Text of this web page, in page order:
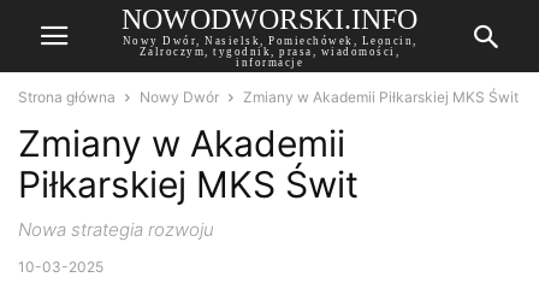
NOWODWORSKI.INFO
Nowy Dwór, Nasielsk, Pomiechówek, Leoncin,
Zalroczym, tygodnik, prasa, wiadomości,
informacje
Strona główna Nowy Dwór Zmiany w Akademii Piłkarskiej MKS Świt
Zmiany w Akademii
Piłkarskiej MKS Świt
Nowa strategia rozwoju
10-03-2025